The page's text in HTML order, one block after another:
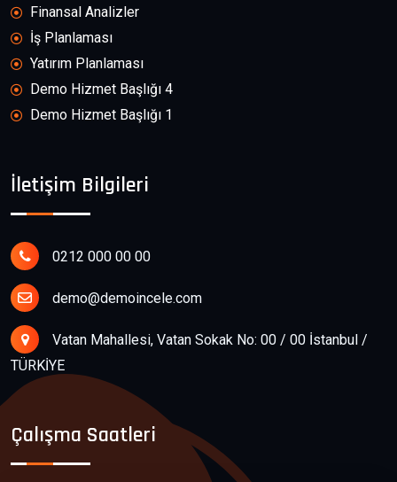
Finansal Analizler
İş Planlaması
Yatırım Planlaması
Demo Hizmet Başlığı 4
Demo Hizmet Başlığı 1
İletişim Bilgileri
0212 000 00 00
demo@demoincele.com
Vatan Mahallesi, Vatan Sokak No: 00 / 00 İstanbul /
TÜRKİYE
Çalışma Saatleri